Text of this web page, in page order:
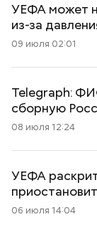
УЕФА может
из-за
09 июля 02:01
Telegraph:
сборную
08 июля 12:24
УЕФА
06 июля 14:04